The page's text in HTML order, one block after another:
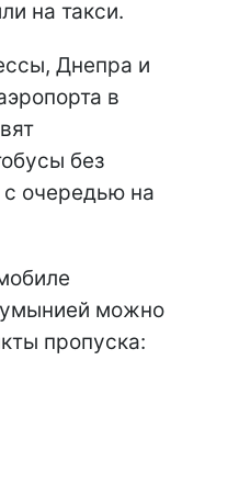
на такси.
Днепра и
в
без
очередью на
можно
пропуска: